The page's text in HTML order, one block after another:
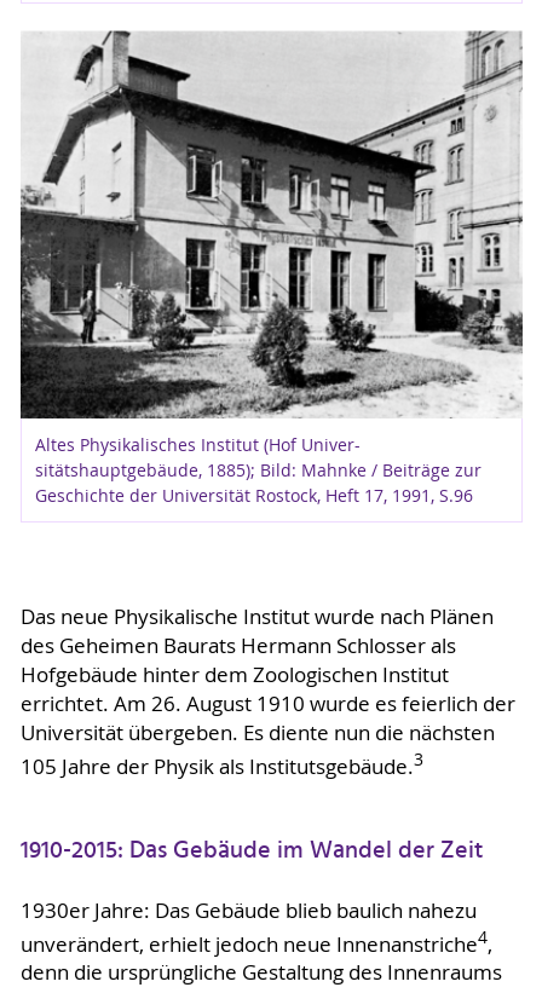
Altes Physikalisches Institut (Hof Univer-
sitätshauptgebäude, 1885); Bild: Mahnke / Beiträge zur
Geschichte der Universität Rostock, Heft 17, 1991, S.96
Das neue Physikalische Institut wurde nach Plänen
des Geheimen Baurats Hermann Schlosser als
Hofgebäude hinter dem Zoologischen Institut
errichtet. Am 26. August 1910 wurde es feierlich der
Universität übergeben. Es diente nun die nächsten
105 Jahre der Physik als Institutsgebäude.3
1910-2015: Das Gebäude im Wandel der Zeit
1930er Jahre: Das Gebäude blieb baulich nahezu
unverändert, erhielt jedoch neue Innenanstriche4,
denn die ursprüngliche Gestaltung des Innenraums